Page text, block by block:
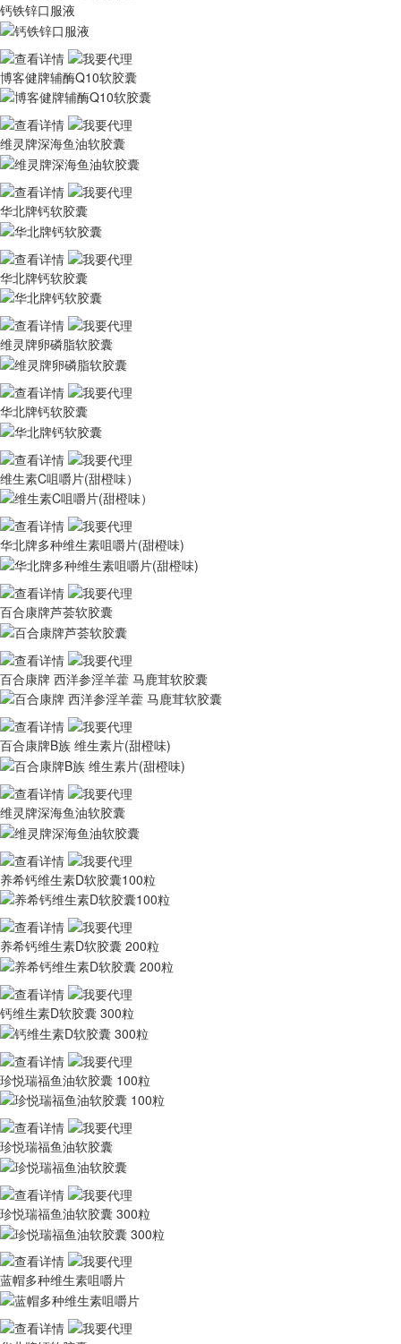
钙铁锌口服液
博客健牌辅酶Q10软胶囊
维灵牌深海鱼油软胶囊
华北牌钙软胶囊
华北牌钙软胶囊
维灵牌卵磷脂软胶囊
华北牌钙软胶囊
维生素C咀嚼片(甜橙味）
华北牌多种维生素咀嚼片(甜橙味)
百合康牌芦荟软胶囊
百合康牌 西洋参淫羊藿 马鹿茸软胶囊
百合康牌B族 维生素片(甜橙味)
维灵牌深海鱼油软胶囊
养希钙维生素D软胶囊100粒
养希钙维生素D软胶囊 200粒
钙维生素D软胶囊 300粒
珍悦瑞福鱼油软胶囊 100粒
珍悦瑞福鱼油软胶囊
珍悦瑞福鱼油软胶囊 300粒
蓝帽多种维生素咀嚼片